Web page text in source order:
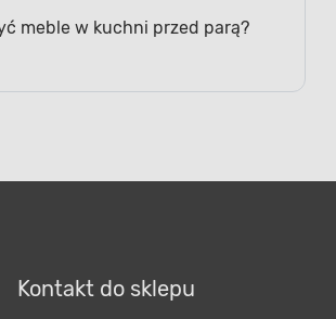
meble w kuchni przed parą?
Kontakt do sklepu